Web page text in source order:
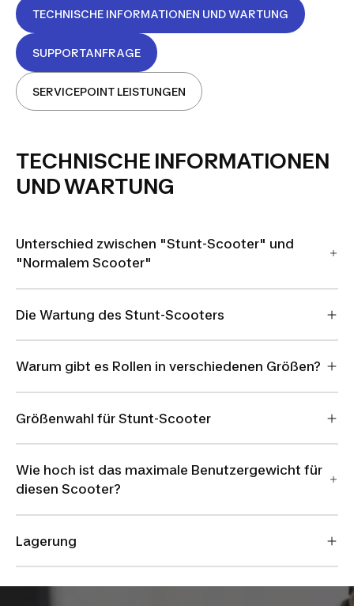
TECHNISCHE INFORMATIONEN UND WARTUNG
SUPPORTANFRAGE
SERVICEPOINT LEISTUNGEN
TECHNISCHE INFORMATIONEN
UND WARTUNG
Unterschied zwischen "Stunt-Scooter" und
"Normalem Scooter"
Die Wartung des Stunt-Scooters
Warum gibt es Rollen in verschiedenen Größen?
Größenwahl für Stunt-Scooter
Wie hoch ist das maximale Benutzergewicht für
diesen Scooter?
Lagerung